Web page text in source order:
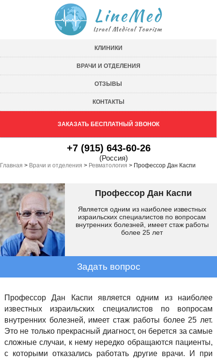
КЛИНИКИ
ВРАЧИ И ОТДЕЛЕНИЯ
ОТЗЫВЫ
КОНТАКТЫ
ЗАКАЗАТЬ БЕСПЛАТНЫЙ ЗВОНОК
+7 (915) 643-60-26
(Россия)
Главная > Врачи и отделения > Ревматология > Профессор Дан Каспи
Профессор Дан Каспи
Является одним из наиболее известных
израильских специалистов по вопросам
внутренних болезней, имеет стаж работы
более 25 лет
Задать вопрос
Профессор Дан Каспи является одним из наиболее
известных израильских специалистов по вопросам
внутренних болезней, имеет стаж работы более 25 лет.
Это не только прекрасный диагност, он берется за самые
сложные случаи, к нему нередко обращаются пациенты,
с которыми отказались работать другие врачи. И при